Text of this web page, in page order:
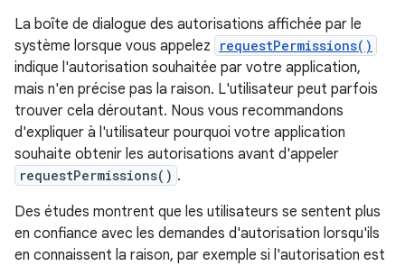
La boîte de dialogue des autorisations affichée par le
système lorsque vous appelez
requestPermissions()
indique l'autorisation souhaitée par votre application,
mais n'en précise pas la raison. L'utilisateur peut parfois
trouver cela déroutant. Nous vous recommandons
d'expliquer à l'utilisateur pourquoi votre application
souhaite obtenir les autorisations avant d'appeler
requestPermissions() .
Des études montrent que les utilisateurs se sentent plus
en confiance avec les demandes d'autorisation lorsqu'ils
en connaissent la raison, par exemple si l'autorisation est